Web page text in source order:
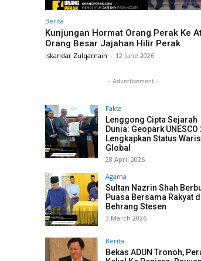
Berita
Kunjungan Hormat Orang Perak Ke
Orang Besar Jajahan Hilir Perak
Iskandar Zulqarnain - 12 June 2026
- Advertisement -
Fakta
Lenggong Cipta Sejarah
Dunia: Geopark UNESCO
Lengkapkan Status
Global
28 April 2026
Agama
Sultan Nazrin Shah
Puasa Bersama Rakyat
Behrang Stesen
3 March 2026
Berita
Bekas ADUN Tronoh,